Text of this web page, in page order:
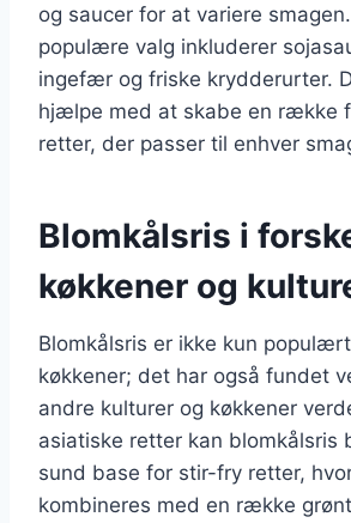
og saucer for at variere
populære valg inkluderer
ingefær og friske krydderurter.
hjælpe med at skabe en række
retter, der passer til enhver
Blomkålsris i
køkkener og
Blomkålsris er ikke kun
køkkener; det har også fundet
andre kulturer og køkkener
asiatiske retter kan blomkålsris
sund base for stir-fry retter,
kombineres med en række